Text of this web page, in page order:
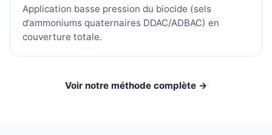
Application basse pression du biocide (sels
d’ammoniums quaternaires DDAC/ADBAC) en
couverture totale.
Voir notre méthode complète →